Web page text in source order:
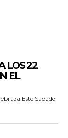
LOS 22
EL
Este Sábado